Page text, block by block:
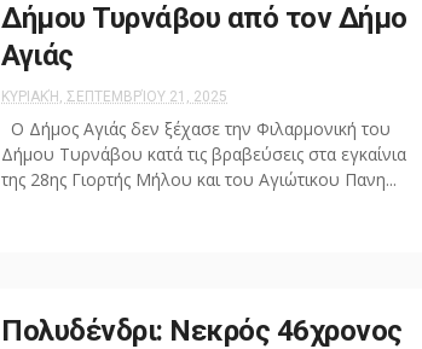
Δήμου Τυρνάβου από τον Δήμο
Αγιάς
ΚΥΡΙΑΚΉ, ΣΕΠΤΕΜΒΡΊΟΥ 21, 2025
Ο Δήμος Αγιάς δεν ξέχασε την Φιλαρμονική του
Δήμου Τυρνάβου κατά τις βραβεύσεις στα εγκαίνια
της 28ης Γιορτής Μήλου και του Αγιώτικου Πανη...
Πολυδένδρι: Νεκρός 46χρονος